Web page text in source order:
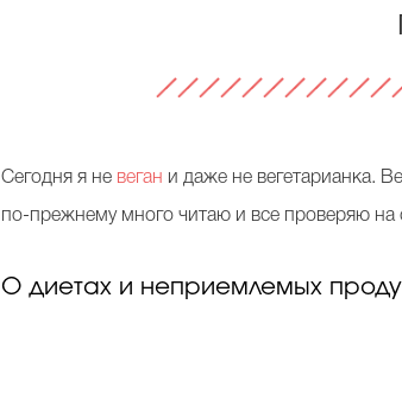
Сегодня я не веган и даже не вегетарианка.
по-прежнему много читаю и все проверяю на
О диетах и неприемлемых